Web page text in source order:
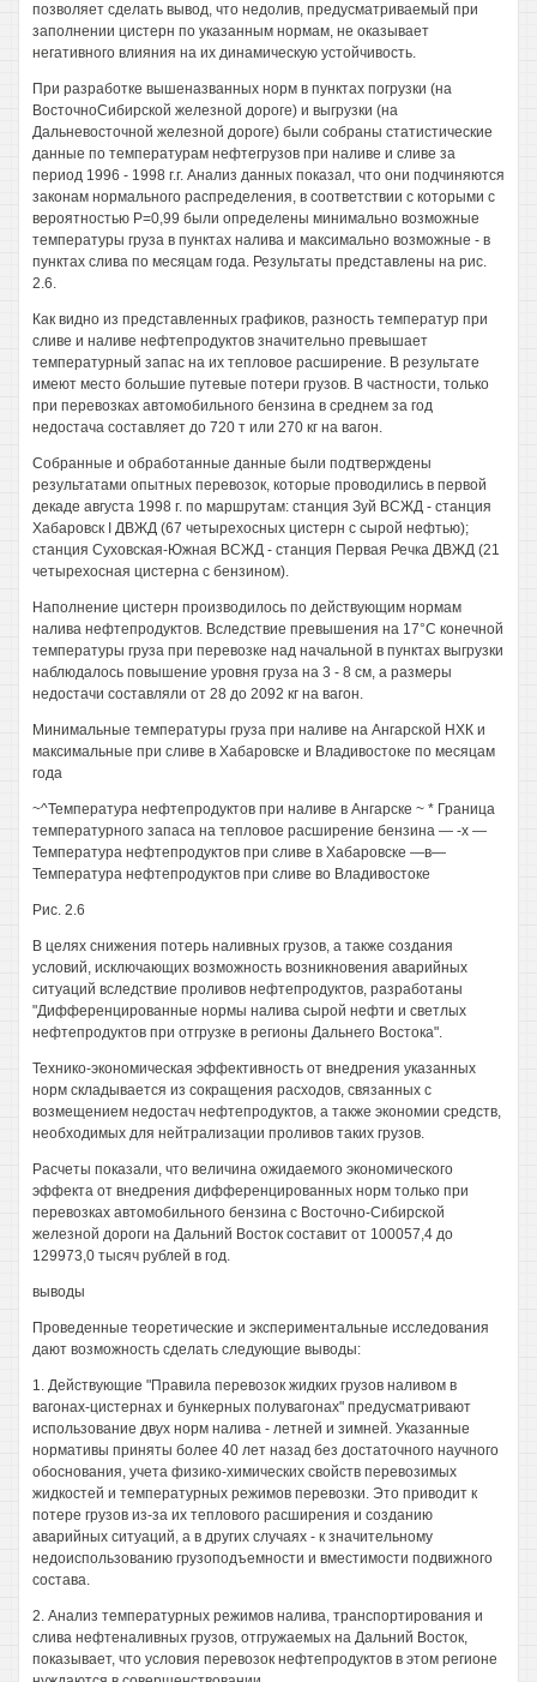
позволяет сделать вывод, что недолив, предусматриваемый при
заполнении цистерн по указанным нормам, не оказывает
негативного влияния на их динамическую устойчивость.
При разработке вышеназванных норм в пунктах погрузки (на
ВосточноСибирской железной дороге) и выгрузки (на
Дальневосточной железной дороге) были собраны статистические
данные по температурам нефтегрузов при наливе и сливе за
период 1996 - 1998 г.г. Анализ данных показал, что они подчиняются
законам нормального распределения, в соответствии с которыми с
вероятностью Р=0,99 были определены минимально возможные
температуры груза в пунктах налива и максимально возможные - в
пунктах слива по месяцам года. Результаты представлены на рис.
2.6.
Как видно из представленных графиков, разность температур при
сливе и наливе нефтепродуктов значительно превышает
температурный запас на их тепловое расширение. В результате
имеют место большие путевые потери грузов. В частности, только
при перевозках автомобильного бензина в среднем за год
недостача составляет до 720 т или 270 кг на вагон.
Собранные и обработанные данные были подтверждены
результатами опытных перевозок, которые проводились в первой
декаде августа 1998 г. по маршрутам: станция Зуй ВСЖД - станция
Хабаровск I ДВЖД (67 четырехосных цистерн с сырой нефтью);
станция Суховская-Южная ВСЖД - станция Первая Речка ДВЖД (21
четырехосная цистерна с бензином).
Наполнение цистерн производилось по действующим нормам
налива нефтепродуктов. Вследствие превышения на 17°С конечной
температуры груза при перевозке над начальной в пунктах выгрузки
наблюдалось повышение уровня груза на 3 - 8 см, а размеры
недостачи составляли от 28 до 2092 кг на вагон.
Минимальные температуры груза при наливе на Ангарской НХК и
максимальные при сливе в Хабаровске и Владивостоке по месяцам
года
~^Температура нефтепродуктов при наливе в Ангарске ~ * Граница
температурного запаса на тепловое расширение бензина — -х —
Температура нефтепродуктов при сливе в Хабаровске —в—
Температура нефтепродуктов при сливе во Владивостоке
Рис. 2.6
В целях снижения потерь наливных грузов, а также создания
условий, исключающих возможность возникновения аварийных
ситуаций вследствие проливов нефтепродуктов, разработаны
"Дифференцированные нормы налива сырой нефти и светлых
нефтепродуктов при отгрузке в регионы Дальнего Востока".
Технико-экономическая эффективность от внедрения указанных
норм складывается из сокращения расходов, связанных с
возмещением недостач нефтепродуктов, а также экономии средств,
необходимых для нейтрализации проливов таких грузов.
Расчеты показали, что величина ожидаемого экономического
эффекта от внедрения дифференцированных норм только при
перевозках автомобильного бензина с Восточно-Сибирской
железной дороги на Дальний Восток составит от 100057,4 до
129973,0 тысяч рублей в год.
выводы
Проведенные теоретические и экспериментальные исследования
дают возможность сделать следующие выводы:
1. Действующие "Правила перевозок жидких грузов наливом в
вагонах-цистернах и бункерных полувагонах" предусматривают
использование двух норм налива - летней и зимней. Указанные
нормативы приняты более 40 лет назад без достаточного научного
обоснования, учета физико-химических свойств перевозимых
жидкостей и температурных режимов перевозки. Это приводит к
потере грузов из-за их теплового расширения и созданию
аварийных ситуаций, а в других случаях - к значительному
недоиспользованию грузоподъемности и вместимости подвижного
состава.
2. Анализ температурных режимов налива, транспортирования и
слива нефтеналивных грузов, отгружаемых на Дальний Восток,
показывает, что условия перевозок нефтепродуктов в этом регионе